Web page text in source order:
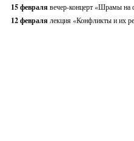
15 февраля вечер-концерт «Шрамы на
12 февраля лекция «Конфликты и их